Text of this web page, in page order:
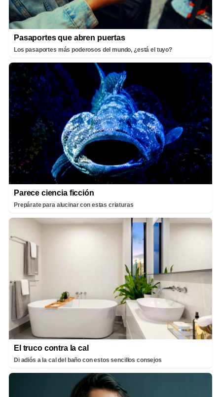
Pasaportes que abren puertas
Los pasaportes más poderosos del mundo, ¿está el tuyo?
Parece ciencia ficción
Prepárate para alucinar con estas criaturas
El truco contra la cal
Di adiós a la cal del baño con estos sencillos consejos